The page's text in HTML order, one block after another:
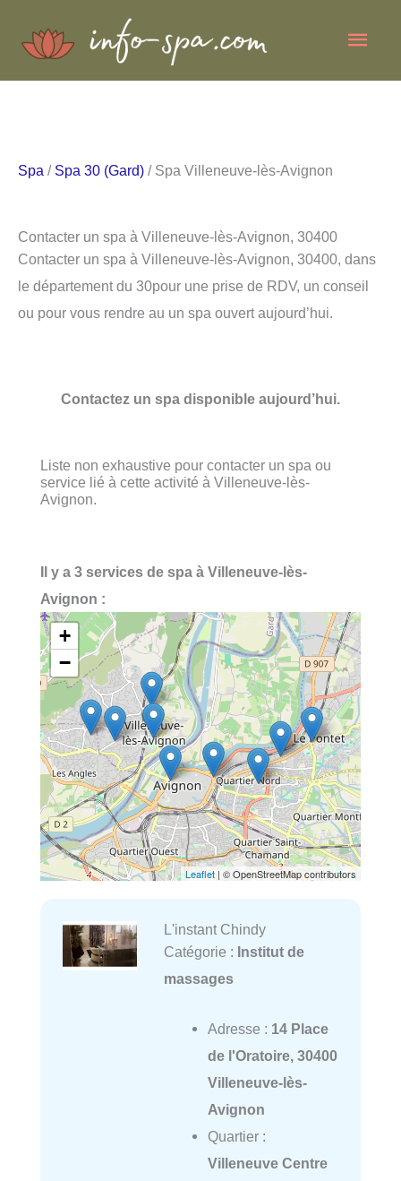
Spa / Spa 30 (Gard) / Spa Villeneuve-lès-Avignon
Contacter un spa à Villeneuve-lès-Avignon, 30400
Contacter un spa à Villeneuve-lès-Avignon, 30400, dans
le département du 30pour une prise de RDV, un conseil
ou pour vous rendre au un spa ouvert aujourd’hui.
Contactez un spa disponible aujourd’hui.
Liste non exhaustive pour contacter un spa ou
service lié à cette activité à Villeneuve-lès-
Avignon.
Il y a 3 services de spa à Villeneuve-lès-
Avignon :
+
−
Leaflet | © OpenStreetMap contributors
L'instant Chindy
Catégorie : Institut de
massages
Adresse : 14 Place
de l'Oratoire, 30400
Villeneuve-lès-
Avignon
Quartier :
Villeneuve Centre